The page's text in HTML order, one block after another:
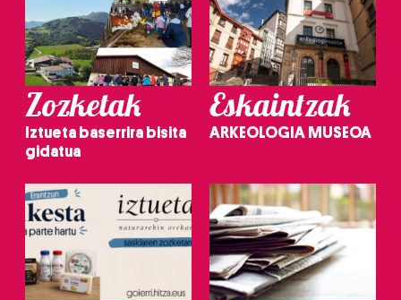
Zozketak
Iztueta baserrira bisita
gidatua
Eskaintzak
ARKEOLOGIA MUSEOA